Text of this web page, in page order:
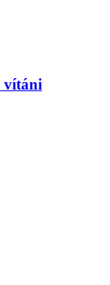
vítáni